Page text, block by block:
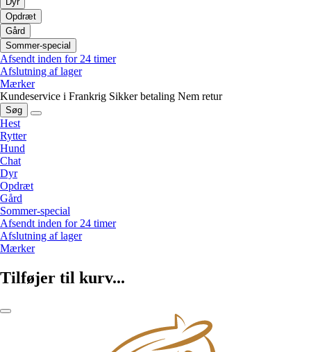
Opdræt
Gård
Sommer-special
Afsendt inden for 24 timer
Afslutning af lager
Mærker
Kundeservice i Frankrig Sikker betaling Nem retur
Søg
Hest
Rytter
Hund
Chat
Dyr
Opdræt
Gård
Sommer-special
Afsendt inden for 24 timer
Afslutning af lager
Mærker
Tilføjer til kurv...